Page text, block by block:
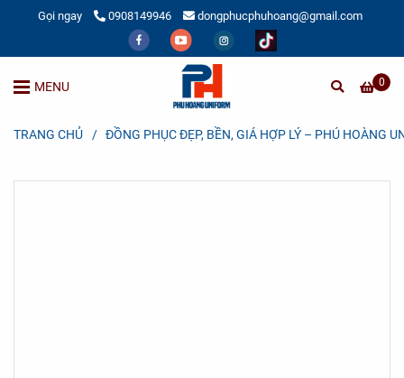
Gọi ngay 0908149946 dongphucphuhoang@gmail.com
0
MENU
TRANG CHỦ / ĐỒNG PHỤC ĐẸP, BỀN, GIÁ HỢP LÝ – PHÚ HOÀNG